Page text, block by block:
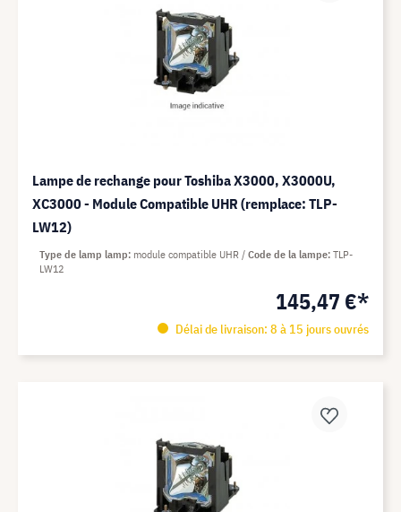
Lampe de rechange pour Toshiba X3000, X3000U,
XC3000 - Module Compatible UHR (remplace: TLP-
LW12)
145,47 €*
Délai de livraison: 8 à 15 jours ouvrés
Type de lamp lamp module compatible UHR Code de la lampe TLP-
LW12